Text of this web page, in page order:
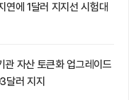
연에 1달러 지지선 시험대
자산 토큰화 업그레이드
달러 지지